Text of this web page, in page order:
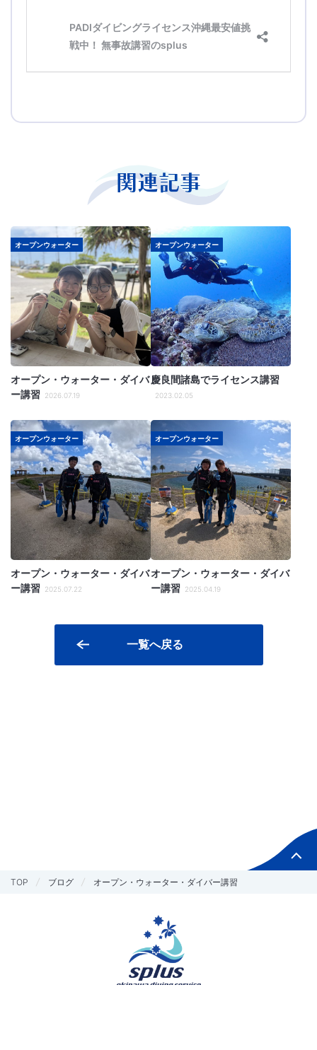
関連記事
オープンウォーター
オープン・ウォーター・ダイバ
ー講習 2026.07.19
オープンウォーター
慶良間諸島でライセンス講習
2023.02.05
オープンウォーター
オープン・ウォーター・ダイバ
ー講習 2025.07.22
オープンウォーター
オープン・ウォーター・ダイバ
ー講習 2025.04.19
一覧へ戻る
TOP ブログ オープン・ウォーター・ダイバー講習